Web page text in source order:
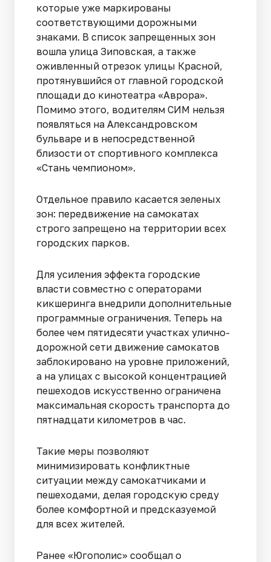
которые уже маркированы
соответствующими дорожными
знаками. В список запрещенных зон
вошла улица Зиповская, а также
оживленный отрезок улицы Красной,
протянувшийся от главной городской
площади до кинотеатра «Аврора».
Помимо этого, водителям СИМ нельзя
появляться на Александровском
бульваре и в непосредственной
близости от спортивного комплекса
«Стань чемпионом».
Отдельное правило касается зеленых
зон: передвижение на самокатах
строго запрещено на территории всех
городских парков.
Для усиления эффекта городские
власти совместно с операторами
кикшеринга внедрили дополнительные
программные ограничения. Теперь на
более чем пятидесяти участках улично-
дорожной сети движение самокатов
заблокировано на уровне приложений,
а на улицах с высокой концентрацией
пешеходов искусственно ограничена
максимальная скорость транспорта до
пятнадцати километров в час.
Такие меры позволяют
минимизировать конфликтные
ситуации между самокатчиками и
пешеходами, делая городскую среду
более комфортной и предсказуемой
для всех жителей.
Ранее «Югополис» сообщал о